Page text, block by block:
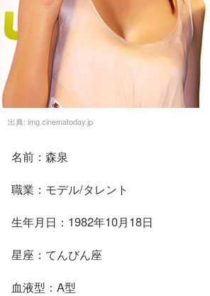
出典: img.cinematoday.jp
名前：森泉
職業：モデル/タレント
生年月日：1982年10月18日
星座：てんびん座
血液型：A型